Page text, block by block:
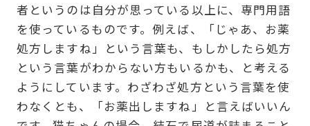
者というのは自分が思っている以上に、専門用語
を使っているものです。例えば、「じゃあ、お薬
処方しますね」という言葉も、もしかしたら処方
という言葉がわからない方もいるかも、と考える
ようにしています。わざわざ処方という言葉を使
わなくとも、「お薬出しますね」と言えばいいん